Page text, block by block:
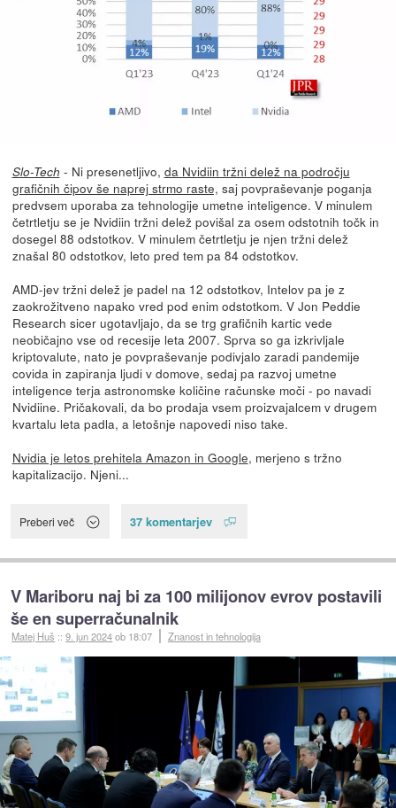
Slo-Tech - Ni presenetljivo, da Nvidiin tržni delež na področju
grafičnih čipov še naprej strmo raste, saj povpraševanje poganja
predvsem uporaba za tehnologije umetne inteligence. V minulem
četrtletju se je Nvidiin tržni delež povišal za osem odstotnih točk in
dosegel 88 odstotkov. V minulem četrtletju je njen tržni delež
znašal 80 odstotkov, leto pred tem pa 84 odstotkov.
AMD-jev tržni delež je padel na 12 odstotkov, Intelov pa je z
zaokrožitveno napako vred pod enim odstotkom. V Jon Peddie
Research sicer ugotavljajo, da se trg grafičnih kartic vede
neobičajno vse od recesije leta 2007. Sprva so ga izkrivljale
kriptovalute, nato je povpraševanje podivjalo zaradi pandemije
covida in zapiranja ljudi v domove, sedaj pa razvoj umetne
inteligence terja astronomske količine računske moči - po navadi
Nvidiine. Pričakovali, da bo prodaja vsem proizvajalcem v drugem
kvartalu leta padla, a letošnje napovedi niso take.
Nvidia je letos prehitela Amazon in Google, merjeno s tržno
kapitalizacijo. Njeni...
Preberi več 37 komentarjev
V Mariboru naj bi za 100 milijonov evrov postavili
še en superračunalnik
Matej Huš ::9. jun 2024ob 18:07 Znanost in tehnologija